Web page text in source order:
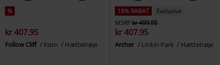
%
kr 407.95
Follow Cliff Korn Hættetrøje
18% RABAT
Exclusive
MSRPkr 499.95
kr 407.95
Archer Linkin Park Hættetrøje